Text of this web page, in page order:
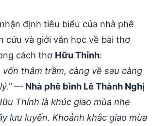
định tiêu biểu của nhà phê
cứu và giới văn học về bài thơ
cách thơ Hữu Thỉnh:
vốn thâm trầm, càng về sau càng
— Nhà phê bình Lê Thành Nghị
Thỉnh là khúc giao mùa nhẹ
lưu luyến. Khoảnh khắc giao mùa